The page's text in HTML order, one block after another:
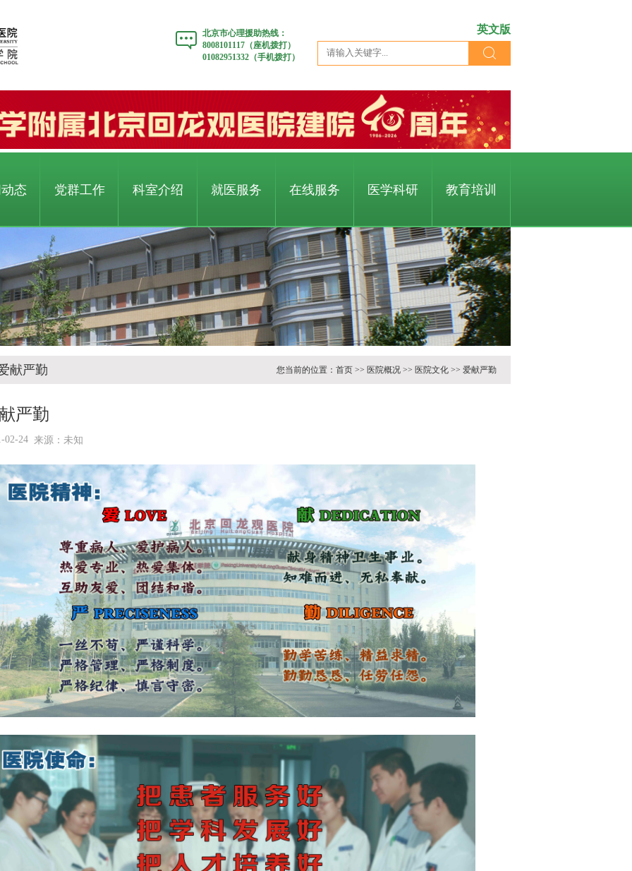
北京市心理援助热线：
8008101117（座机拨打）
01082951332（手机拨打）
英文版
态 党群工作 科室介绍 就医服务 在线服务 医学科研 教育培训
献严勤 您当前的位置： 首页 >> 医院概况 >> 医院文化 >> 爱献严勤
严勤
02-24 来源：未知